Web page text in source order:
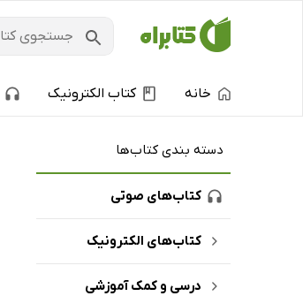
خانه کتاب الکترونیک
دسته بندی کتاب‌ها
کتاب‌های صوتی
کتاب‌های الکترونیک
درسی و کمک آموزشی